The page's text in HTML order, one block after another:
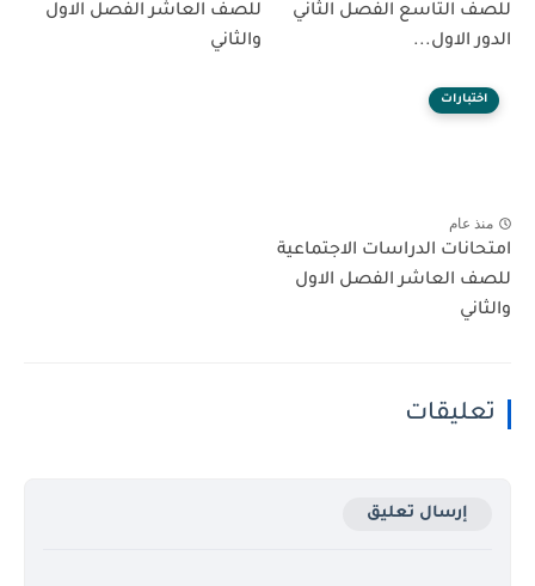
للصف التاسع الفصل الثاني
الدور الاول...
للصف العاشر الفصل الاول
والثاني
اختبارات
منذ عام
امتحانات الدراسات الاجتماعية
للصف العاشر الفصل الاول
والثاني
تعليقات
إرسال تعليق